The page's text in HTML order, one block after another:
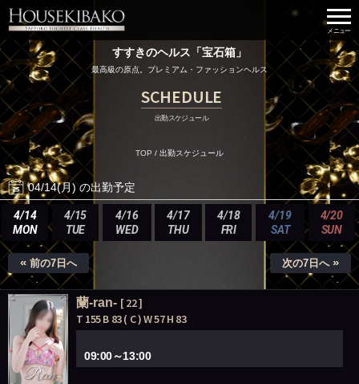
すすきのヘルス「宝石箱」
最高級の原点。プレミアム・ファッションヘルス
SCHEDULE
出勤スケジュール
TOP / 出勤スケジュール
04/14(月) の出勤予定
4/14
MON
4/15
TUE
4/16
WED
4/17
THU
4/18
FRI
4/19
SAT
4/20
SUN
« 前の7日へ 次の7日へ »
蘭-ran- [ 22 ]
T 155 B 83 ( C ) W 57 H 83
09:00～13:00